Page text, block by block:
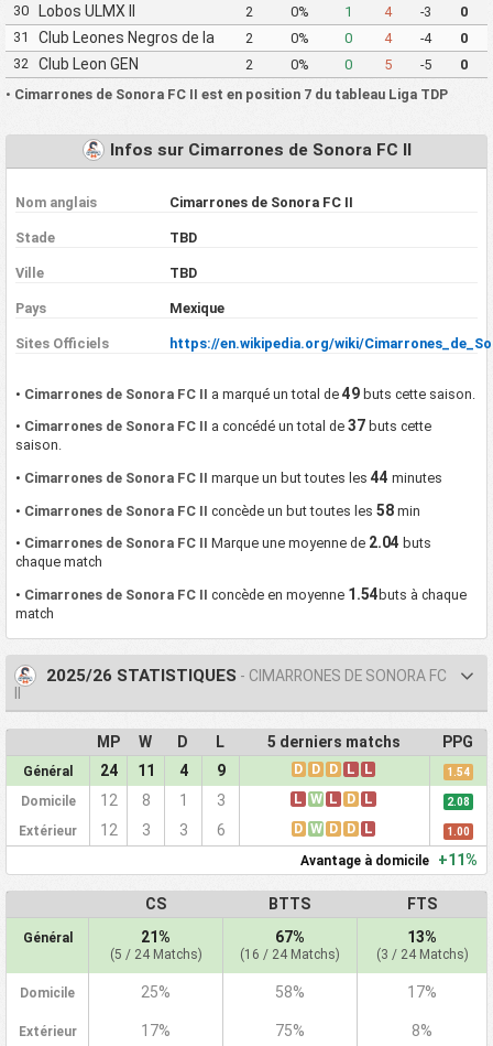
30
Lobos ULMX II 2 0% 1 4 -3
0
31
Club Leones Negros de la
Universidad de Guadalajara
2 0% 0 4 -4
0
32
Club Leon GEN 2 0% 0 5 -5
0
• Cimarrones de Sonora FC II est en position 7 du tableau Liga TDP
Infos sur Cimarrones de Sonora FC II
Nom anglais Cimarrones de Sonora FC II
Stade TBD
Ville TBD
Pays Mexique
Sites Officiels https://en.wikipedia.org/wiki/
• Cimarrones de Sonora FC II a marqué un total de49 buts cette saison.
• Cimarrones de Sonora FC II a concédé un total de37 buts cette
saison.
• Cimarrones de Sonora FC II marque un but toutes les44 minutes
• Cimarrones de Sonora FC II concède un but toutes les58 min
• Cimarrones de Sonora FC II Marque une moyenne de 2.04 buts
chaque match
• Cimarrones de Sonora FC II concède en moyenne 1.54buts à chaque
match
2025/26 STATISTIQUES - CIMARRONES DE SONORA FC
II
MP W D L 5 derniers matchs PPG
Général 24 11 4 9 D D D L L 1.54
Domicile 12 8 1 3 L W L D L 2.08
Extérieur 12 3 3 6 D W D D L 1.00
Avantage à domicile +11%
CS BTTS FTS
Général 21%
(5 / 24 Matchs)
67%
(16 / 24 Matchs)
13%
(3 / 24 Matchs)
Domicile 25% 58% 17%
Extérieur 17% 75% 8%